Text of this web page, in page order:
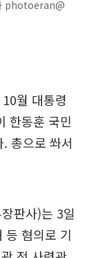
photoeran@
월 대통령
한동훈 국민
총으로 쏴서
판사)는 3일
등 혐의로 기